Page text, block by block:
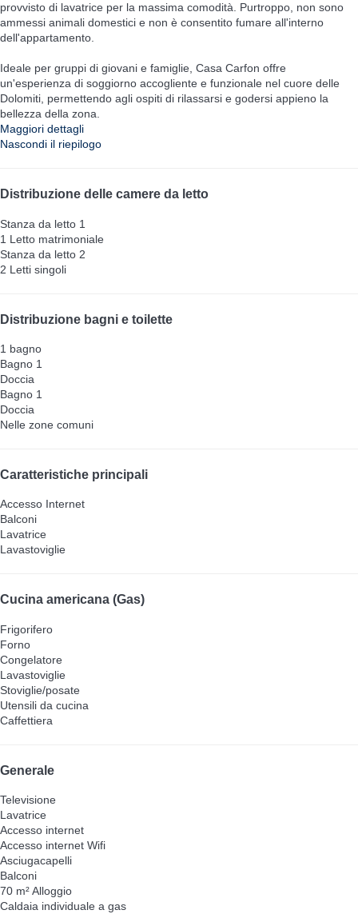
provvisto di lavatrice per la massima comodità. Purtroppo, non sono
ammessi animali domestici e non è consentito fumare all'interno
dell'appartamento.
Ideale per gruppi di giovani e famiglie, Casa Carfon offre
un'esperienza di soggiorno accogliente e funzionale nel cuore delle
Dolomiti, permettendo agli ospiti di rilassarsi e godersi appieno la
bellezza della zona.
Maggiori dettagli
Nascondi il riepilogo
Distribuzione delle camere da letto
Stanza da letto 1
1 Letto matrimoniale
Stanza da letto 2
2 Letti singoli
Distribuzione bagni e toilette
1 bagno
Bagno 1
Doccia
Bagno 1
Doccia
Nelle zone comuni
Caratteristiche principali
Accesso Internet
Balconi
Lavatrice
Lavastoviglie
Cucina americana (Gas)
Frigorifero
Forno
Congelatore
Lavastoviglie
Stoviglie/posate
Utensili da cucina
Caffettiera
Generale
Televisione
Lavatrice
Accesso internet
Accesso internet Wifi
Asciugacapelli
Balconi
70 m² Alloggio
Caldaia individuale a gas